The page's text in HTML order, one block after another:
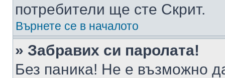
потребители ще сте Скрит.
Върнете се в началото
» Забравих си паролата!
Без паника! Не е възможно